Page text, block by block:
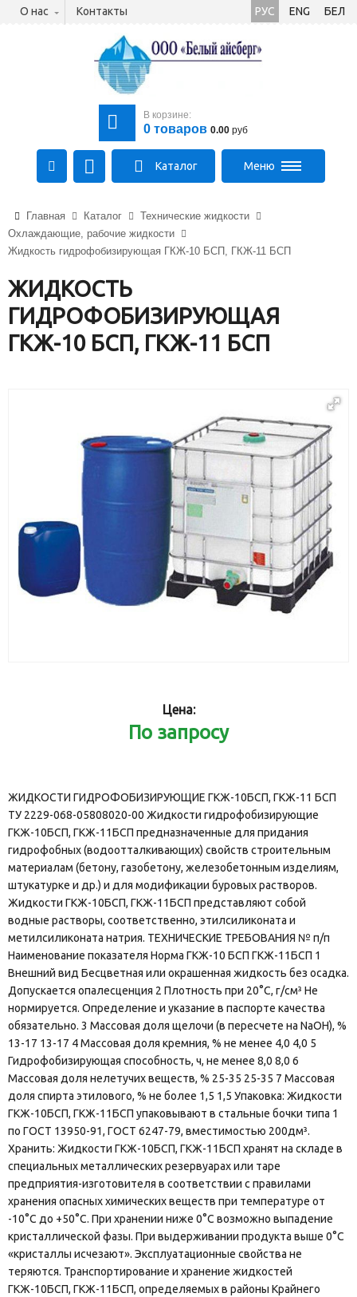
О нас Контакты РУС ENG БЕЛ
В корзине:
0 товаров 0.00 руб
+375 (29) 710-23-43
+375 (33) 315-03-03
aysberg-sales@yandex.by
Каталог Меню
Главная Каталог
Технические жидкости
Охлаждающие, рабочие жидкости
Жидкость гидрофобизирующая ГКЖ-10 БСП, ГКЖ-11 БСП
ЖИДКОСТЬ
ГИДРОФОБИЗИРУЮЩАЯ
ГКЖ-10 БСП, ГКЖ-11 БСП
Цена:
По запросу
ЖИДКОСТИ ГИДРОФОБИЗИРУЮЩИЕ ГКЖ-10БСП, ГКЖ-11 БСП
ТУ 2229-068-05808020-00 Жидкости гидрофобизирующие
ГКЖ-10БСП, ГКЖ-11БСП предназначенные для придания
гидрофобных (водоотталкивающих) свойств строительным
материалам (бетону, газобетону, железобетонным изделиям,
штукатурке и др.) и для модификации буровых растворов.
Жидкости ГКЖ-10БСП, ГКЖ-11БСП представляют собой
водные растворы, соответственно, этилсиликоната и
метилсиликоната натрия. ТЕХНИЧЕСКИЕ ТРЕБОВАНИЯ № п/п
Наименование показателя Норма ГКЖ-10 БСП ГКЖ-11БСП 1
Внешний вид Бесцветная или окрашенная жидкость без осадка.
Допускается опалесценция 2 Плотность при 20°С, г/см³ Не
нормируется. Определение и указание в паспорте качества
обязательно. 3 Массовая доля щелочи (в пересчете на NaOH), %
13-17 13-17 4 Массовая доля кремния, % не менее 4,0 4,0 5
Гидрофобизирующая способность, ч, не менее 8,0 8,0 6
Массовая доля нелетучих веществ, % 25-35 25-35 7 Массовая
доля спирта этилового, % не более 1,5 1,5 Упаковка: Жидкости
ГКЖ-10БСП, ГКЖ-11БСП упаковывают в стальные бочки типа 1
по ГОСТ 13950-91, ГОСТ 6247-79, вместимостью 200дм³.
Хранить: Жидкости ГКЖ-10БСП, ГКЖ-11БСП хранят на складе в
специальных металлических резервуарах или таре
предприятия-изготовителя в соответствии с правилами
хранения опасных химических веществ при температуре от
-10°С до +50°С. При хранении ниже 0°С возможно выпадение
кристаллической фазы. При выдерживании продукта выше 0°С
«кристаллы исчезают». Эксплуатационные свойства не
теряются. Транспортирование и хранение жидкостей
ГКЖ-10БСП, ГКЖ-11БСП, определяемых в районы Крайнего